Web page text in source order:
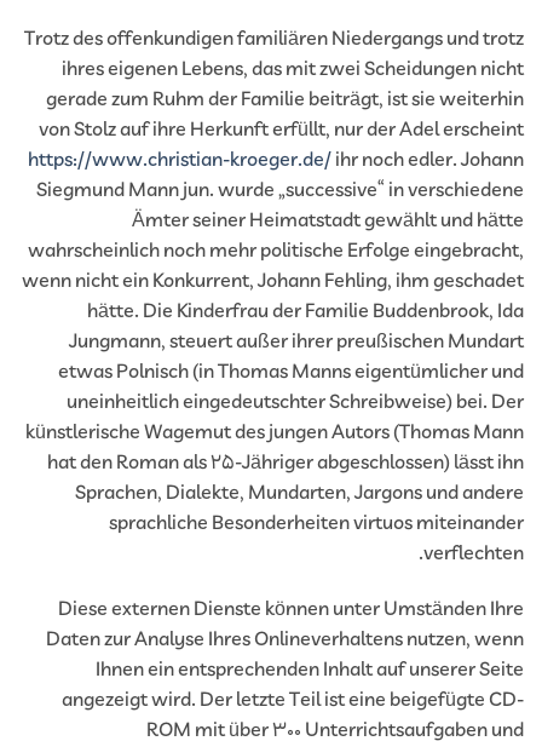
Trotz des offenkundigen familiären Niedergangs und
ihres eigenen Lebens, das mit zwei Scheidungen
gerade zum Ruhm der Familie beiträgt, ist sie
von Stolz auf ihre Herkunft erfüllt, nur der Adel
https://www.christian-kroeger.de/ihr noch edler.
Siegmund Mann jun. wurde „successive“ in
Ämter seiner Heimatstadt gewählt und
wahrscheinlich noch mehr politische Erfolge
wenn nicht ein Konkurrent, Johann Fehling, ihm
hätte. Die Kinderfrau der Familie Buddenbrook,
Jungmann, steuert außer ihrer preußischen
etwas Polnisch (in Thomas Manns eigentümlicher
uneinheitlich eingedeutschter Schreibweise) bei.
künstlerische Wagemut des jungen Autors (Thomas
hat den Roman als 25-Jähriger abgeschlossen) lässt
Sprachen, Dialekte, Mundarten, Jargons und
sprachliche Besonderheiten virtuos
Diese externen Dienste können unter Umständen
Daten zur Analyse Ihres Onlineverhaltens nutzen,
Ihnen ein entsprechenden Inhalt auf unserer
angezeigt wird. Der letzte Teil ist eine beigefügte
ROM mit über 300 Unterrichtsaufgaben